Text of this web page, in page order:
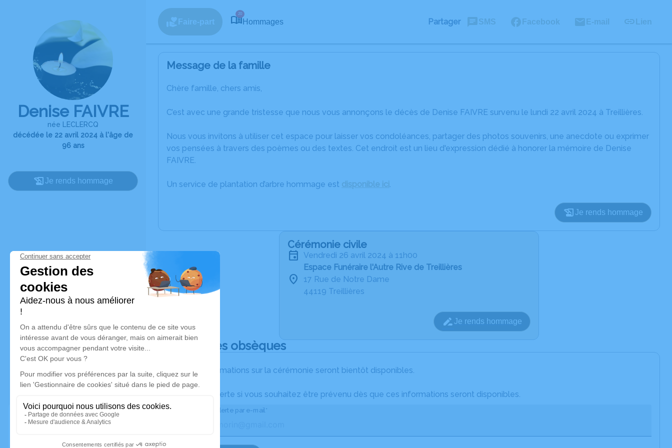
Denise FAIVRE
née LECLERCQ
décédée le 22 avril 2024 à l'âge de
96 ans
Je rends hommage
Faire-part
20
Hommages Partager SMS Facebook E-mail Lien
Message de la famille
Chère famille, chers amis,
C’est avec une grande tristesse que nous vous annonçons le décès de Denise FAIVRE survenu le lundi 22 avril 2024 à Treillières.
Nous vous invitons à utiliser cet espace pour laisser vos condoléances, partager des photos souvenirs, une anecdote ou exprimer
vos pensées à travers des poèmes ou des textes. Cet endroit est un lieu d'expression dédié à honorer la mémoire de Denise
FAIVRE.
Un service de plantation d’arbre hommage est disponible ici .
Je rends hommage
Cérémonie civile
vendredi 26 avril 2024 à 11h00
Espace Funéraire l'Autre Rive de Treillières
17 Rue de Notre Dame
44119 Treillières
Je rends hommage
Déroulé des obsèques
Les informations sur la cérémonie seront bientôt disponibles.
Activez une alerte si vous souhaitez être prévenu dès que ces informations seront disponibles.
Recevoir une alerte par e-mail*